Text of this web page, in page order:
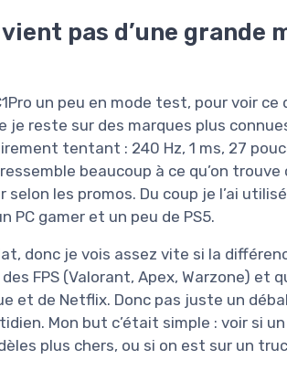
pas d’une grande
un peu en mode test, pour voir ce
je reste sur des marques plus
tentant : 240 Hz, 1 ms, 27
beaucoup à ce qu’on
selon les promos. Du coup je l’ai
PC gamer et un peu de PS5.
donc je vois assez vite si la
FPS (Valorant, Apex, Warzone) et
et de Netflix. Donc pas juste un
Mon but c’était simple : voir si
plus chers, ou si on est sur un